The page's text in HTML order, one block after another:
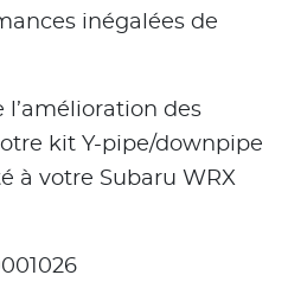
inégalées de
l’amélioration des
kit Y-pipe/downpipe
à votre Subaru WRX